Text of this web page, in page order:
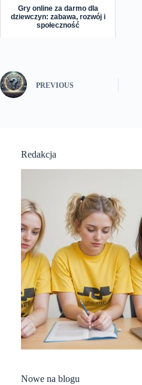
Gry online za darmo dla
dziewczyn: zabawa, rozwój i
społeczność
PREVIOUS
Redakcja
Nowe na blogu